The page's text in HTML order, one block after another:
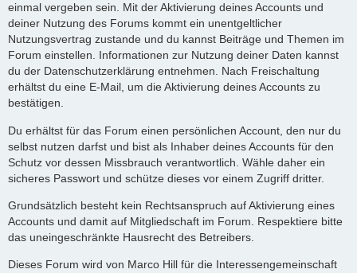
einmal vergeben sein. Mit der Aktivierung deines Accounts und
deiner Nutzung des Forums kommt ein unentgeltlicher
Nutzungsvertrag zustande und du kannst Beiträge und Themen im
Forum einstellen. Informationen zur Nutzung deiner Daten kannst
du der Datenschutzerklärung entnehmen. Nach Freischaltung
erhältst du eine E-Mail, um die Aktivierung deines Accounts zu
bestätigen.
Du erhältst für das Forum einen persönlichen Account, den nur du
selbst nutzen darfst und bist als Inhaber deines Accounts für den
Schutz vor dessen Missbrauch verantwortlich. Wähle daher ein
sicheres Passwort und schütze dieses vor einem Zugriff dritter.
Grundsätzlich besteht kein Rechtsanspruch auf Aktivierung eines
Accounts und damit auf Mitgliedschaft im Forum. Respektiere bitte
das uneingeschränkte Hausrecht des Betreibers.
Dieses Forum wird von Marco Hill für die Interessengemeinschaft